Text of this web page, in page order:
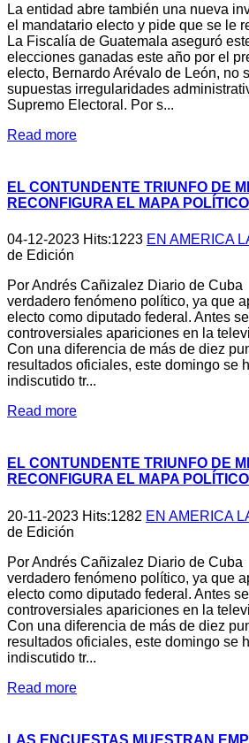
La entidad abre también una nueva
el mandatario electo y pide que se le
La Fiscalía de Guatemala aseguró
elecciones ganadas este año por el
electo, Bernardo Arévalo de León, no
supuestas irregularidades
Supremo Electoral. Por s...
Read more
EL CONTUNDENTE TRIUNFO DE
RECONFIGURA EL MAPA
04-12-2023 Hits:1223 EN AMERICA
de Edición
Por Andrés Cañizalez Diario de
verdadero fenómeno político, ya que
electo como diputado federal. Antes
controversiales apariciones en la
Con una diferencia de más de diez
resultados oficiales, este domingo se
indiscutido tr...
Read more
EL CONTUNDENTE TRIUNFO DE
RECONFIGURA EL MAPA
20-11-2023 Hits:1282 EN AMERICA
de Edición
Por Andrés Cañizalez Diario de
verdadero fenómeno político, ya que
electo como diputado federal. Antes
controversiales apariciones en la
Con una diferencia de más de diez
resultados oficiales, este domingo se
indiscutido tr...
Read more
LAS ENCUESTAS MUESTRAN